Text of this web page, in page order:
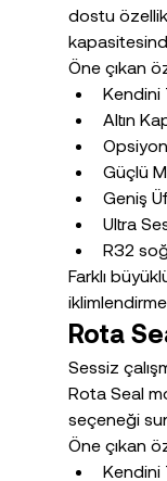
dostu
Öne çıkan
Kendini
Altın
Güçlü
Geniş
Ultra
R32
Farklı
Rota
Sessiz
Rota Seal
seçeneği
Öne çıkan
Kendini